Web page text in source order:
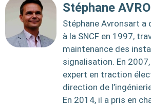
Stéphane
Stéphane Avronsart a
à la SNCF en 1997,
maintenance des
signalisation. En
expert en traction
direction de
En 2014, il a pris en